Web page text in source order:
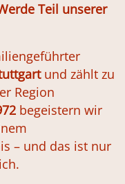
Teil unserer
und zählt zu
Region
begeistern wir
– und das ist nur